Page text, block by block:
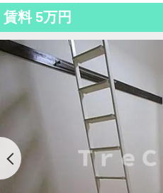
賃料 5万円